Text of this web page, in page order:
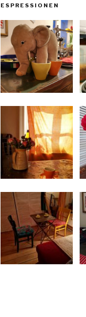
ESPRESSIONEN